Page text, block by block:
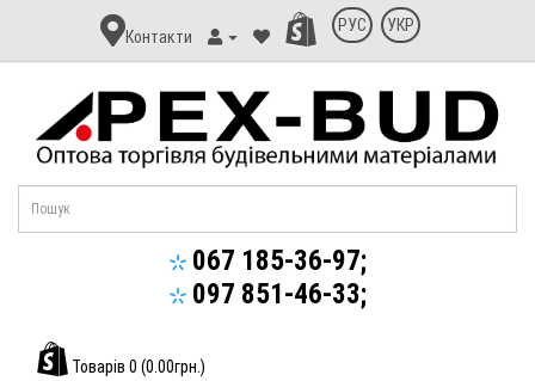
Контакт
Апекс-
Контакти
РУС УКР
067 185-36-97;
097 851-46-33;
Товарів 0 (0.00грн.)